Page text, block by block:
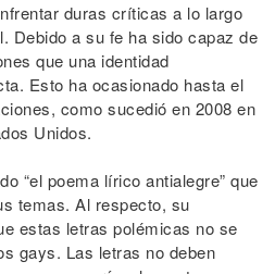
duras críticas a lo largo
Debido a su fe ha sido capaz de
que una identidad
Esto ha ocasionado hasta el
como sucedió en 2008 en
Unidos.
“el poema lírico antialegre” que
temas. Al respecto, su
estas letras polémicas no se
gays. Las letras no deben